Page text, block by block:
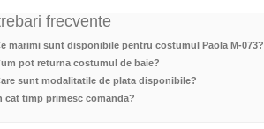
frecvente
marimi sunt disponibile pentru costumul Paola M-073?
pot returna costumul de baie?
sunt modalitatile de plata disponibile?
cat timp primesc comanda?